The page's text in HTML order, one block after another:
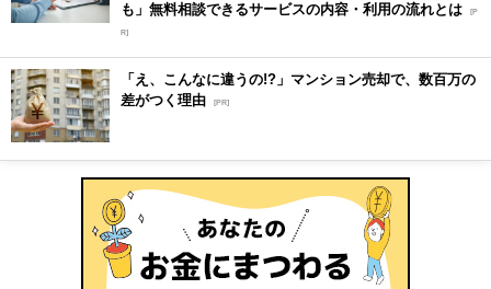
も」無料相談できるサービスの内容・利用の流れとは [P
R]
「え、こんなに違うの!?」マンション売却で、数百万の
差がつく理由 [PR]